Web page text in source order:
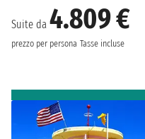
Suite da 4.809 €
prezzo per persona Tasse incluse